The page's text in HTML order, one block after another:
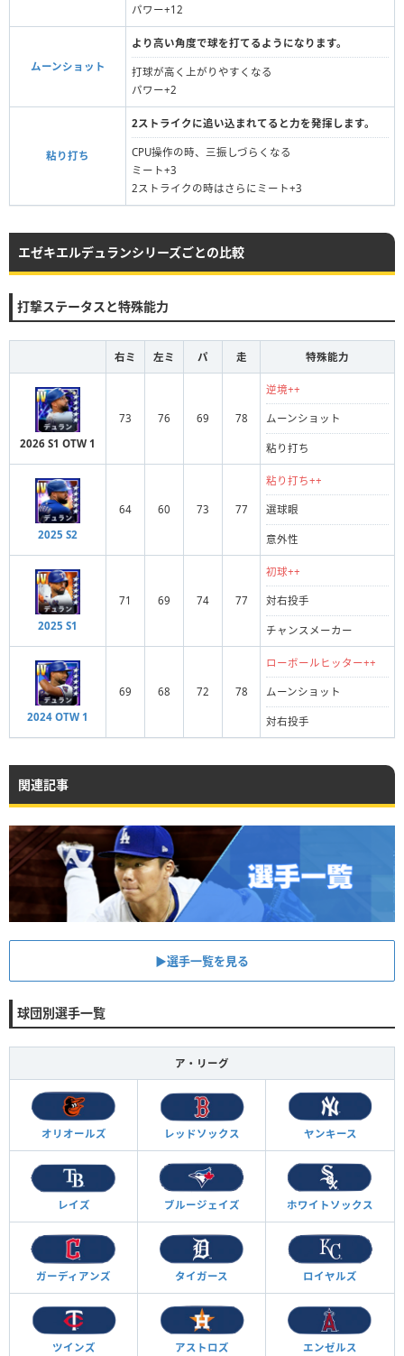
パワー+12
ムーンショット
より高い角度で球を打てるようになります。
打球が高く上がりやすくなる
パワー+2
粘り打ち
2ストライクに追い込まれてると力を発揮します。
CPU操作の時、三振しづらくなる
ミート+3
2ストライクの時はさらにミート+3
エゼキエルデュランシリーズごとの比較
打撃ステータスと特殊能力
右ミ 左ミ パ 走 特殊能力
2026 S1 OTW 1
73 76 69 78
逆境++
ムーンショット
粘り打ち
2025 S2
64 60 73 77
粘り打ち++
選球眼
意外性
2025 S1
71 69 74 77
初球++
対右投手
チャンスメーカー
2024 OTW 1
69 68 72 78
ローボールヒッター++
ムーンショット
対右投手
関連記事
▶︎選手一覧を見る
球団別選手一覧
ア・リーグ
オリオールズ レッドソックス ヤンキース
レイズ ブルージェイズ ホワイトソックス
ガーディアンズ タイガース ロイヤルズ
ツインズ アストロズ エンゼルス